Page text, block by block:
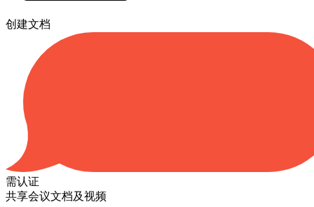
创建文档
需认证
共享会议文档及视频